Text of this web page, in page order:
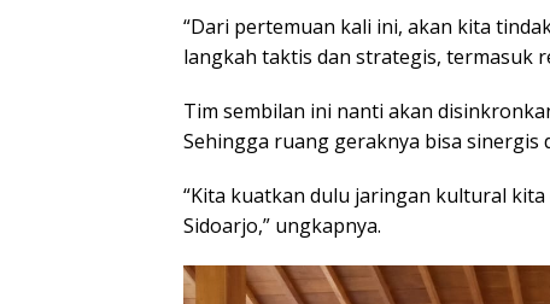
“Dari pertemuan kali ini, akan kita
langkah taktis dan strategis, termasuk
Tim sembilan ini nanti akan
Sehingga ruang geraknya bisa
“Kita kuatkan dulu jaringan kultural
Sidoarjo,” ungkapnya.